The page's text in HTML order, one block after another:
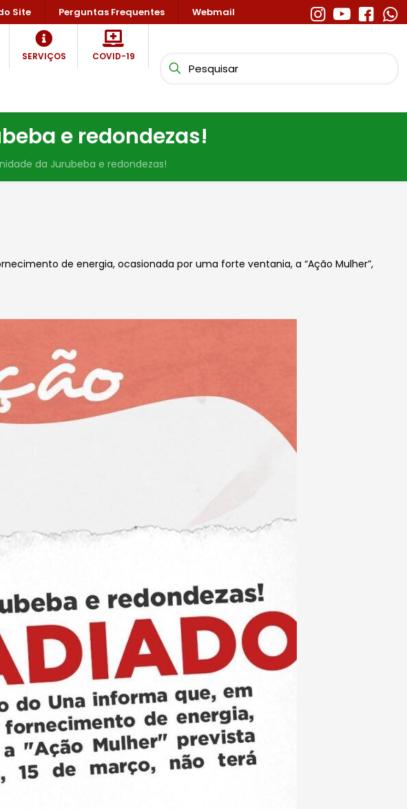
Site Perguntas Frequentes Webmail
SERVIÇOS COVID-19
e redondezas!
da Jurubeba e redondezas!
de energia, ocasionada por uma forte ventania, a “Ação Mulher”,